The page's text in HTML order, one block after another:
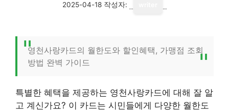
2025-04-18 작성자:
영천사랑카드의 월한도와 할인혜택, 가맹점 조회
방법 완벽 가이드
특별한 혜택을 제공하는 영천사랑카드에 대해 잘 알
고 계신가요? 이 카드는 시민들에게 다양한 월한도